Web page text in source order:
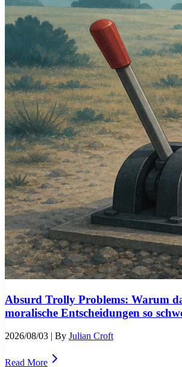
Absurd Trolly Problems: Warum
moralische Entscheidungen so
2026/08/03 | By Julian Croft
Read More